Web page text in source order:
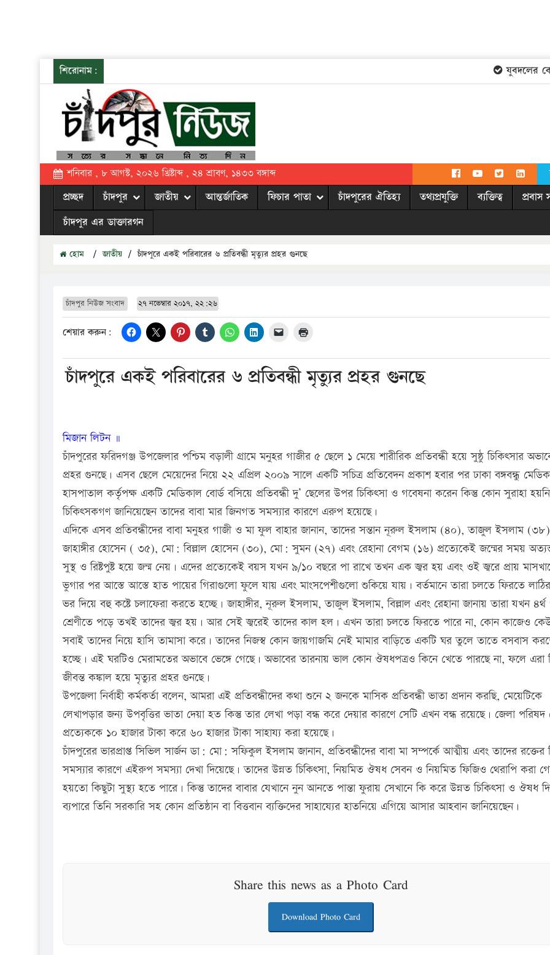
শিরোনাম: যুবদলের
শনিবার , ৮ আগস্ট, ২০২৬ খ্রিষ্টাব্দ , ২৪ শ্রাবণ, ১৪৩৩ বঙ্গাব্দ
প্রচ্ছদ চাঁদপুর জাতীয় আন্তর্জাতিক ফিচার পাতা চাঁদপুরের ঐতিহ্য তথ্যপ্রযুক্তি ব্যক্তিত্ব প্রবাস
চাঁদপুর এর ডাক্তারগন
হোম / জাতীয় / চাঁদপুরে একই পরিবারের ৬ প্রতিবন্ধী মৃত্যুর প্রহর গুনছে
চাঁদপুর নিউজ সংবাদ ২৭ নভেম্বার ২০১৭, ২২:২৬
শেয়ার করুন:
চাঁদপুরে একই পরিবারের ৬ প্রতিবন্ধী মৃত্যুর প্রহর গুনছে
মিজান লিটন ॥
চাঁদপুরের ফরিদগঞ্জ উপজেলার পশ্চিম বড়ালী গ্রামে মনুহর গাজীর ৫ ছেলে ১ মেয়ে শারীরিক প্রতিবন্ধী হয়ে সুষ্ঠু চিকিৎসার
প্রহর গুনছে। এসব ছেলে মেয়েদের নিয়ে ২২ এপ্রিল ২০০৯ সালে একটি সচিত্র প্রতিবেদন প্রকাশ হবার পর ঢাকা বঙ্গবন্ধু
হাসপাতাল কর্তৃপক্ষ একটি মেডিকাল বোর্ড বসিয়ে প্রতিবন্ধী দু’ ছেলের উপর চিকিৎসা ও গবেষনা করেন কিন্তু কোন সুরাহা
চিকিৎসকগণ জানিয়েছেন তাদের বাবা মার জিনগত সমস্যার কারণে এরুপ হয়েছে।
এদিকে এসব প্রতিবন্ধীদের বাবা মনুহর গাজী ও মা ফুল বাহার জানান, তাদের সন্তান নূরুল ইসলাম (৪০), তাজুল ইসলাম
জাহাঙ্গীর হোসেন ( ৩৫), মো: বিল্লাল হোসেন (৩০), মো: সুমন (২৭) এবং রেহানা বেগম (১৬) প্রত্যেকেই জন্মের সময়
সুস্থ ও রিষ্টপুষ্ট হয়ে জন্ম নেয়। এদের প্রত্যেকেই বয়স যখন ৯/১০ বছরে পা রাখে তখন এক জ্বর হয় এবং ওই জ্বরে প্রায়
ভুগার পর আস্তে আস্তে হাত পায়ের গিরাগুলো ফুলে যায় এবং মাংসপেশীগুলো শুকিয়ে যায়। বর্তমানে তারা চলতে ফিরতে
ভর দিয়ে বহু কষ্টে চলাফেরা করতে হচ্ছে। জাহাঙ্গীর, নূরুল ইসলাম, তাজুল ইসলাম, বিল্লাল এবং রেহানা জানায় তারা যখন
শ্রেণীতে পড়ে তখই তাদের জ্বর হয়। আর সেই জ্বরেই তাদের কাল হল। এখন তারা চলতে ফিরতে পারে না, কোন কাজেও
সবাই তাদের নিয়ে হাসি তামাসা করে। তাদের নিজস্ব কোন জায়গাজমি নেই মামার বাড়িতে একটি ঘর তুলে তাতে বসবাস
হচ্ছে। এই ঘরটিও মেরামতের অভাবে ভেঙ্গে গেছে। অভাবের তারনায় ভাল কোন ঔষধপত্রও কিনে খেতে পারছে না, ফলে এরা
জীবন্ত কঙ্কাল হয়ে মৃত্যুর প্রহর গুনছে।
উপজেলা নির্বাহী কর্মকর্তা বলেন, আমরা এই প্রতিবন্ধীদের কথা শুনে ২ জনকে মাসিক প্রতিবন্ধী ভাতা প্রদান করছি, মেয়েটিকে
লেখাপড়ার জন্য উপবৃত্তির ভাতা দেয়া হত কিন্তু তার লেখা পড়া বন্ধ করে দেয়ার কারণে সেটি এখন বন্ধ রয়েছে। জেলা পরিষদ
প্রত্যেককে ১০ হাজার টাকা করে ৬০ হাজার টাকা সাহায্য করা হয়েছে।
চাঁদপুরের ভারপ্রাপ্ত সিভিল সার্জন ডা: মো: সফিকুল ইসলাম জানান, প্রতিবন্ধীদের বাবা মা সম্পর্কে আত্মীয় এবং তাদের
সমস্যার কারণে এইরুপ সমস্যা দেখা দিয়েছে। তাদের উন্নত চিকিৎসা, নিয়মিত ঔষধ সেবন ও নিয়মিত ফিজিও থেরাপি করা
হয়তো কিছুটা সুস্থ্য হতে পারে। কিন্তু তাদের বাবার যেখানে নুন আনতে পান্তা ফুরায় সেখানে কি করে উন্নত চিকিৎসা ও ঔষধ
ব্যপারে তিনি সরকারি সহ কোন প্রতিষ্ঠান বা বিত্তবান ব্যক্তিদের সাহায্যের হাতনিয়ে এগিয়ে আসার আহবান জানিয়েছেন।
Share this news as a Photo Card
Download Photo Card